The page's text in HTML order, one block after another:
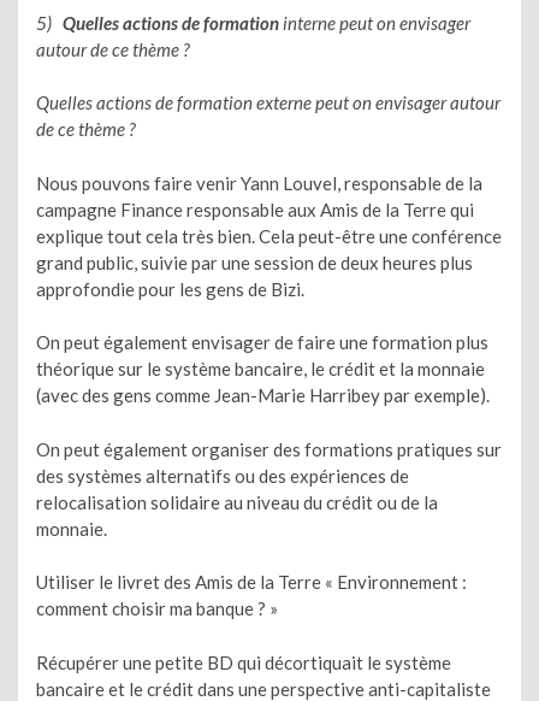
5) Quelles actions de formation interne peut on envisager
autour de ce thème ?
Quelles actions de formation externe peut on envisager autour
de ce thème ?
Nous pouvons faire venir Yann Louvel, responsable de la
campagne Finance responsable aux Amis de la Terre qui
explique tout cela très bien. Cela peut-être une conférence
grand public, suivie par une session de deux heures plus
approfondie pour les gens de Bizi.
On peut également envisager de faire une formation plus
théorique sur le système bancaire, le crédit et la monnaie
(avec des gens comme Jean-Marie Harribey par exemple).
On peut également organiser des formations pratiques sur
des systèmes alternatifs ou des expériences de
relocalisation solidaire au niveau du crédit ou de la
monnaie.
Utiliser le livret des Amis de la Terre « Environnement :
comment choisir ma banque ? »
Récupérer une petite BD qui décortiquait le système
bancaire et le crédit dans une perspective anti-capitaliste